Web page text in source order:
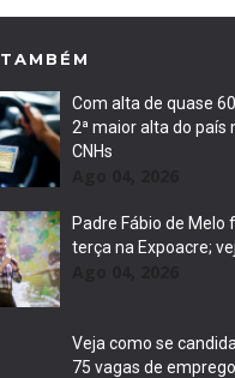
Com alta de quase
2ª maior alta do país
CNHs
Padre Fábio de Melo
terça na Expoacre;
Veja como se
75 vagas de